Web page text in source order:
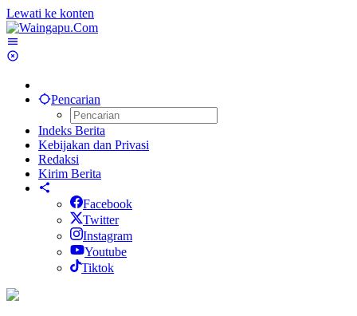
Lewati ke konten
Pencarian
Indeks Berita
Kebijakan dan Privasi
Redaksi
Kirim Berita
Facebook
Twitter
Instagram
Youtube
Tiktok